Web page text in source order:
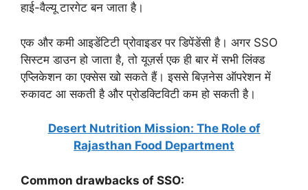
हाई-वैल्यू टारगेट बन जाता है।
एक और कमी आइडेंटिटी प्रोवाइडर पर डिपेंडेंसी है। अगर SSO
सिस्टम डाउन हो जाता है, तो यूज़र्स एक ही बार में सभी लिंक्ड
एप्लिकेशन का एक्सेस खो सकते हैं। इससे बिज़नेस ऑपरेशन में
रुकावट आ सकती है और प्रोडक्टिविटी कम हो सकती है।
Desert Nutrition Mission: The Role of
Rajasthan Food Department
Common drawbacks of SSO: